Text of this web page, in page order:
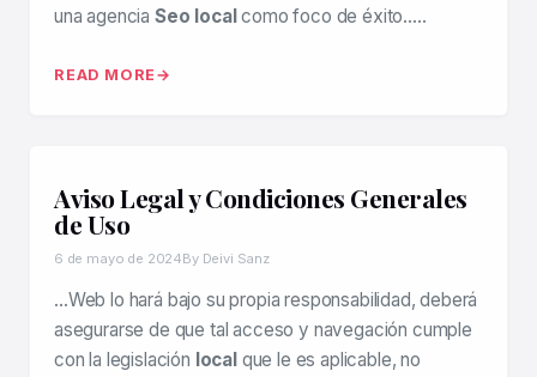
una agencia Seo local como foco de éxito…..
READ MORE
Aviso Legal y Condiciones Generales
de Uso
6 de mayo de 2024By Deivi Sanz
…Web lo hará bajo su propia responsabilidad, deberá
asegurarse de que tal acceso y navegación cumple
con la legislación local que le es aplicable, no